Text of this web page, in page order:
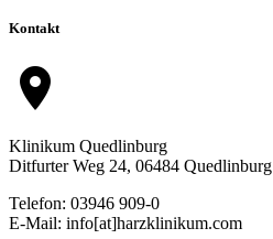
Kontakt
location_on
Klinikum Quedlinburg
Ditfurter Weg 24, 06484 Quedlinburg
Telefon: 03946 909-0
E-Mail: info[at]harzklinikum.com